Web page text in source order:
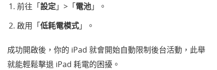
前往「設定」>「電池」。
啟用「低耗電模式」。
成功開啟後，你的 iPad 就會開始自動限制後台活動，此舉
就能輕鬆擊退 iPad 耗電的困擾。